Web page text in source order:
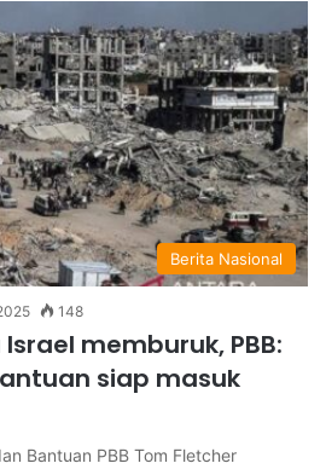
Berita Nasional
148
memburuk, PBB:
siap masuk
Bantuan PBB Tom Fletcher